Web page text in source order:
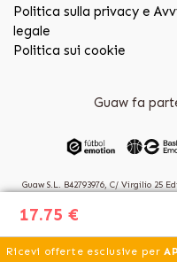
17.75 €
Ricevi offerte esclusive per
Politica sulla privacy e
legale
Politica sui cookie
Guaw fa
Guaw S.L. B42793976, C/ Virgilio 25